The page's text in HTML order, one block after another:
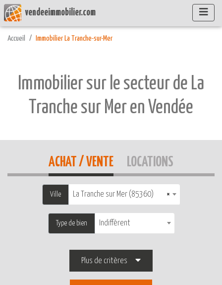
vendeeimmobilier.com
Accueil Immobilier La Tranche-sur-Mer
Immobilier sur le secteur de La
Tranche sur Mer en Vendée
ACHAT / VENTE LOCATIONS
Ville ×
La Tranche sur Mer (85360)
Type de bien Indifférent
Plus de critères